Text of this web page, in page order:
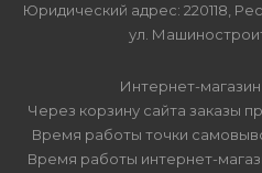
Юридический адрес: 220118,
ул.
Интернет-
Через корзину сайта заказы
Время работы точки
Время работы интернет-